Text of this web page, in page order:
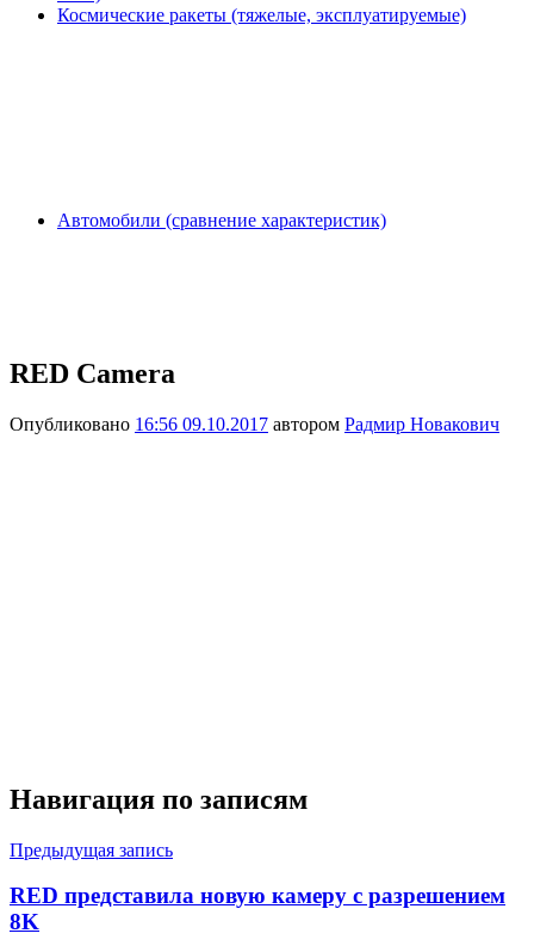
Космические ракеты (тяжелые, эксплуатируемые)
Автомобили (сравнение характеристик)
RED Camera
Опубликовано 16:56 09.10.2017 автором Радмир Новакович
Навигация по записям
Предыдущая запись
RED представила новую камеру с разрешением
8K